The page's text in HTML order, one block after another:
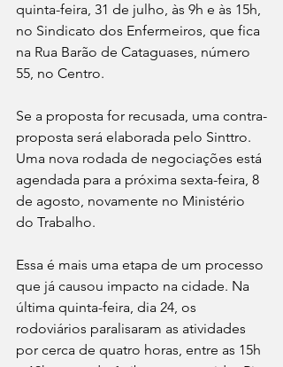
quinta-feira, 31 de julho, às 9h e às 15h,
no Sindicato dos Enfermeiros, que fica
na Rua Barão de Cataguases, número
55, no Centro.
Se a proposta for recusada, uma contra-
proposta será elaborada pelo Sinttro.
Uma nova rodada de negociações está
agendada para a próxima sexta-feira, 8
de agosto, novamente no Ministério
do Trabalho.
Essa é mais uma etapa de um processo
que já causou impacto na cidade. Na
última quinta-feira, dia 24, os
rodoviários paralisaram as atividades
por cerca de quatro horas, entre as 15h